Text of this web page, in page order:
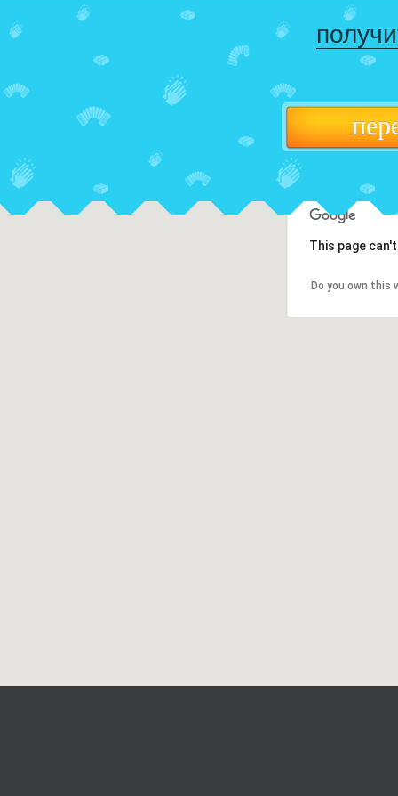
This page
Do you own this